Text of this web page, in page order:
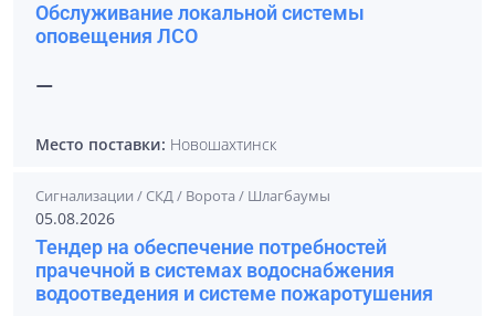
Обслуживание локальной системы
оповещения ЛСО
—
Место поставки: Новошахтинск
Сигнализации / СКД / Ворота / Шлагбаумы
05.08.2026
Тендер на обеспечение потребностей
прачечной в системах водоснабжения
водоотведения и системе пожаротушения